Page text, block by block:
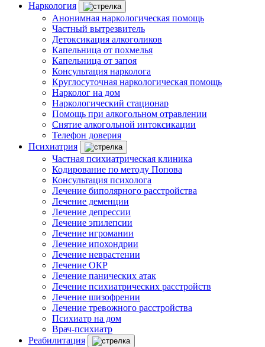
Наркология
Анонимная наркологическая помощь
Частный вытрезвитель
Детоксикация алкоголиков
Капельница от похмелья
Капельница от запоя
Консультация нарколога
Круглосуточная наркологическая помощь
Нарколог на дом
Наркологический стационар
Помощь при алкогольном отравлении
Снятие алкогольной интоксикации
Телефон доверия
Психиатрия
Частная психиатрическая клиника
Кодирование по методу Попова
Консультация психолога
Лечение биполярного расстройства
Лечение деменции
Лечение депрессии
Лечение эпилепсии
Лечение игромании
Лечение ипохондрии
Лечение неврастении
Лечение ОКР
Лечение панических атак
Лечение психиатрических расстройств
Лечение шизофрении
Лечение тревожного расстройства
Психиатр на дом
Врач-психиатр
Реабилитация